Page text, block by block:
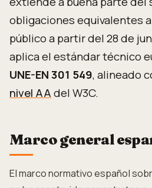
obligaciones equivalentes
público a partir del 28 de
aplica el estándar técnico
UNE-EN 301 549, alineado
nivel AAdel W3C.
Marco general
El marco normativo español